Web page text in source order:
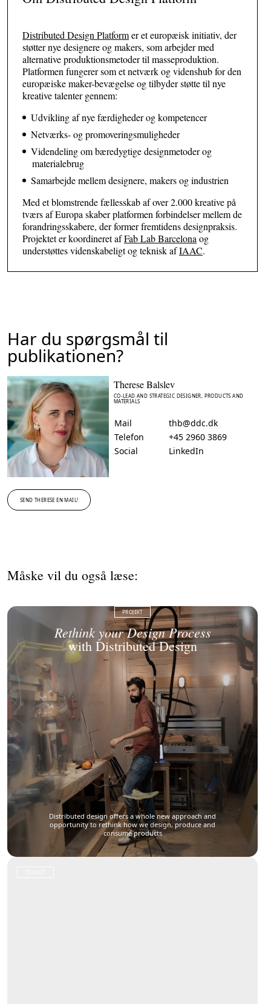
Distributed Design Platformer et europæisk initiativ, der
støtter nye designere og makers, som arbejder med
alternative produktionsmetoder til masseproduktion.
Platformen fungerer som et netværk og videnshub for den
europæiske maker-bevægelse og tilbyder støtte til nye
kreative talenter gennem:
Udvikling af nye færdigheder og kompetencer
Netværks- og promoveringsmuligheder
Videndeling om bæredygtige designmetoder og
materialebrug
Samarbejde mellem designere, makers og industrien
Med et blomstrende fællesskab af over2.000 kreative på
tværs af Europa skaber platformen forbindelser mellem de
forandringsskabere, der former fremtidens designpraksis.
Projektet er koordineret afFab Lab Barcelona og
understøttes videnskabeligt og teknisk afIAAC.
Therese Balslev
CO-LEAD AND STRATEGIC DESIGNER, PRODUCTS AND
MATERIALS
Mail
thb@ddc.dk
Telefon
+45 2960 3869
Social
LinkedIn
Har du spørgsmål til
publikationen?
SEND THERESE EN MAIL!
Måske vil du også læse:
PROJEKT
Rethink your Design Process
with Distributed Design
Distributed design offers a whole new approach and
opportunity to rethink how we design, produce and
consume products